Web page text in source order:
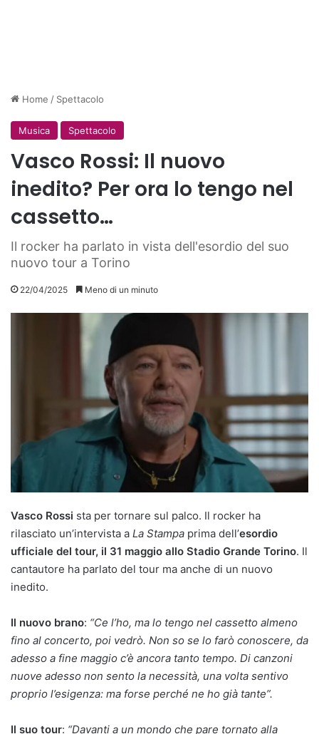
Home / Spettacolo
Musica Spettacolo
Vasco Rossi: Il nuovo
inedito? Per ora lo tengo nel
cassetto…
Il rocker ha parlato in vista dell'esordio del suo
nuovo tour a Torino
22/04/2025 Meno di un minuto
Vasco Rossi sta per tornare sul palco. Il rocker ha
rilasciato un’intervista a La Stampa prima dell’esordio
ufficiale del tour, il 31 maggio allo Stadio Grande Torino. Il
cantautore ha parlato del tour ma anche di un nuovo
inedito.
Il nuovo brano: “Ce l’ho, ma lo tengo nel cassetto almeno
fino al concerto, poi vedrò. Non so se lo farò conoscere, da
adesso a fine maggio c’è ancora tanto tempo. Di canzoni
nuove adesso non sento la necessità, una volta sentivo
proprio l’esigenza: ma forse perché ne ho già tante”.
Il suo tour: “Davanti a un mondo che pare tornato alla